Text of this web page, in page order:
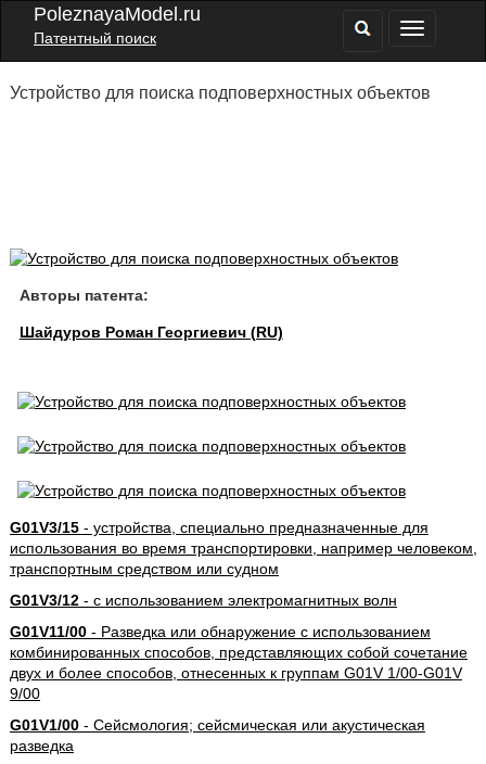
PoleznayaModel.ru
Патентный поиск
Устройство для поиска подповерхностных объектов
Авторы патента:
Шайдуров Роман Георгиевич (RU)
G01V3/15- устройства, специально предназначенные для
использования во время транспортировки, например человеком,
транспортным средством или судном
G01V3/12- с использованием электромагнитных волн
G01V11/00- Разведка или обнаружение с использованием
комбинированных способов, представляющих собой сочетание
двух и более способов, отнесенных к группам G01V 1/00-G01V
9/00
G01V1/00- Сейсмология; сейсмическая или акустическая
разведка